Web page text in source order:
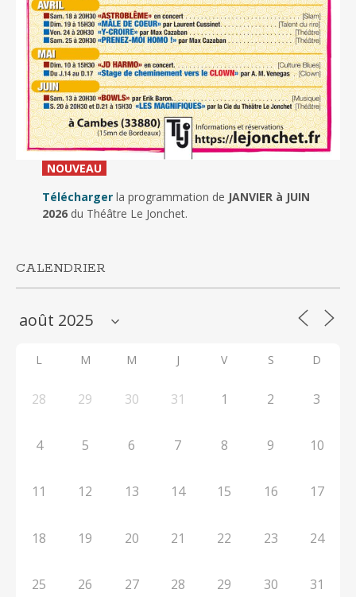
NOUVEAU_
Télécharger la programmation de JANVIER à JUIN
2026du Théâtre Le Jonchet.
CALENDRIER
L M M J V S D
28 29 30 31 1 2 3
4 5 6 7 8 9 10
11 12 13 14 15 16 17
18 19 20 21 22 23 24
25 26 27 28 29 30 31